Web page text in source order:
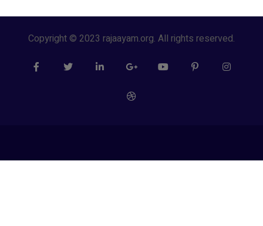
Copyright © 2023 rajaayam.org. All rights reserved.